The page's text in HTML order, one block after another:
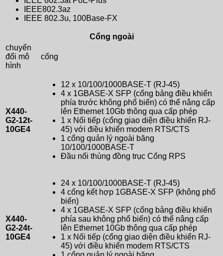
IEEE802.3az
IEEE 802.3u, 100Base-FX
Cổng ngoài
chuyển
đổi mô
hình
cổng
X440-
G2-12t-
10GE4
12 x 10/100/1000BASE-T (RJ-45)
4 x 1GBASE-X SFP (cổng bảng điều khiển
phía trước không phổ biến) có thể nâng cấp
lên Ethernet 10Gb thông qua cấp phép
1 x Nối tiếp (cổng giao diện điều khiển RJ-
45) với điều khiển modem RTS/CTS
1 cổng quản lý ngoài băng
10/100/1000BASE-T
Đầu nối thùng đồng trục Cổng RPS
X440-
G2-24t-
10GE4
24 x 10/100/1000BASE-T (RJ-45)
4 cổng kết hợp 1GBASE-X SFP (không phổ
biến)
4 x 1GBASE-X SFP (cổng bảng điều khiển
phía sau không phổ biến) có thể nâng cấp
lên Ethernet 10Gb thông qua cấp phép
1 x Nối tiếp (cổng giao diện điều khiển RJ-
45) với điều khiển modem RTS/CTS